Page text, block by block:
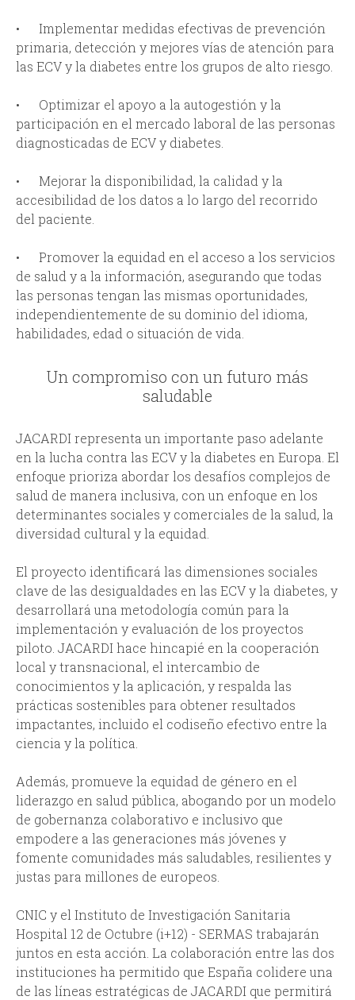
• Implementar medidas efectivas de prevención
primaria, detección y mejores vías de atención para
las ECV y la diabetes entre los grupos de alto riesgo.
• Optimizar el apoyo a la autogestión y la
participación en el mercado laboral de las personas
diagnosticadas de ECV y diabetes.
• Mejorar la disponibilidad, la calidad y la
accesibilidad de los datos a lo largo del recorrido
del paciente.
• Promover la equidad en el acceso a los servicios
de salud y a la información, asegurando que todas
las personas tengan las mismas oportunidades,
independientemente de su dominio del idioma,
habilidades, edad o situación de vida.
Un compromiso con un futuro más
saludable
JACARDI representa un importante paso adelante
en la lucha contra las ECV y la diabetes en Europa. El
enfoque prioriza abordar los desafíos complejos de
salud de manera inclusiva, con un enfoque en los
determinantes sociales y comerciales de la salud, la
diversidad cultural y la equidad.
El proyecto identificará las dimensiones sociales
clave de las desigualdades en las ECV y la diabetes, y
desarrollará una metodología común para la
implementación y evaluación de los proyectos
piloto. JACARDI hace hincapié en la cooperación
local y transnacional, el intercambio de
conocimientos y la aplicación, y respalda las
prácticas sostenibles para obtener resultados
impactantes, incluido el codiseño efectivo entre la
ciencia y la política.
Además, promueve la equidad de género en el
liderazgo en salud pública, abogando por un modelo
de gobernanza colaborativo e inclusivo que
empodere a las generaciones más jóvenes y
fomente comunidades más saludables, resilientes y
justas para millones de europeos.
CNIC y el Instituto de Investigación Sanitaria
Hospital 12 de Octubre (i+12) - SERMAS trabajarán
juntos en esta acción. La colaboración entre las dos
instituciones ha permitido que España colidere una
de las líneas estratégicas de JACARDI que permitirá